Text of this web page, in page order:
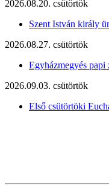
2026.08.20. csütörtök
Szent István király
2026.08.27. csütörtök
Egyházmegyés papi
2026.09.03. csütörtök
Első csütörtöki